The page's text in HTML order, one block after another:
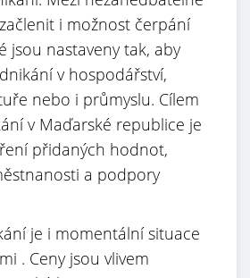
i možnost čerpání
jsou nastaveny tak, aby
v hospodářství,
nebo i průmyslu. Cílem
v Maďarské republice je
přidaných hodnot,
a podpory
je i momentální situace
. Ceny jsou vlivem